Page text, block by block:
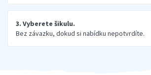
3. Vyberete šikulu.
Bez závazku, dokud si nabídku nepotvrdíte.